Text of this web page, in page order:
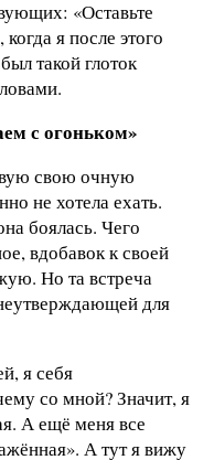
«Оставьте
я после этого
такой глоток
с огоньком»
свою очную
не хотела ехать.
боялась. Чего
вдобавок к своей
Но та встреча
для
я себя
со мной? Значит, я
А ещё меня все
А тут я вижу